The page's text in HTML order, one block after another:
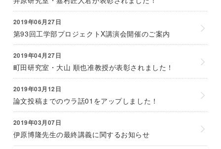
2019年06月27日
第93回工学部プロジェクトX講演会開催のご案内
2019年04月27日
町田研究室・大山 順也准教授が表彰されました！
2019年03月12日
論文投稿までのウラ話01をアップしました！
2019年03月07日
伊原博隆先生の最終講義に関するお知らせ